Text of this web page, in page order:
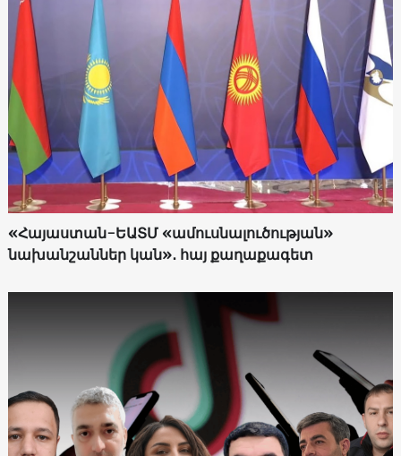
«Հայաստան-ԵԱՏՄ «ամուսնալուծության»
նախանշաններ կան»․ հայ քաղաքագետ